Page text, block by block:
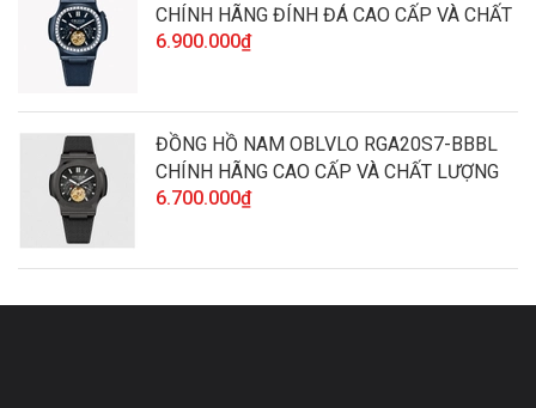
CHÍNH HÃNG ĐÍNH ĐÁ CAO CẤP VÀ CHẤT
LƯỢNG
6.900.000₫
ĐỒNG HỒ NAM OBLVLO RGA20S7-BBBL
CHÍNH HÃNG CAO CẤP VÀ CHẤT LƯỢNG
6.700.000₫